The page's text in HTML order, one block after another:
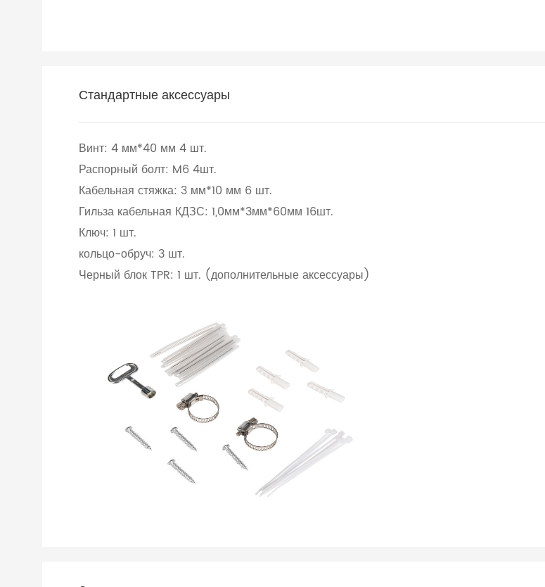
Стандартные аксессуары
Винт: 4 мм*40 мм 4 шт.
Распорный болт: M6 4шт.
Кабельная стяжка: 3 мм*10 мм 6 шт.
Гильза кабельная КДЗС: 1,0мм*3мм*60мм 16шт.
Ключ: 1 шт.
кольцо-обруч: 3 шт.
Черный блок TPR: 1 шт. (дополнительные аксессуары)